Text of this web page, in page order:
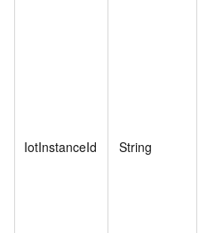
IotInstanceId String